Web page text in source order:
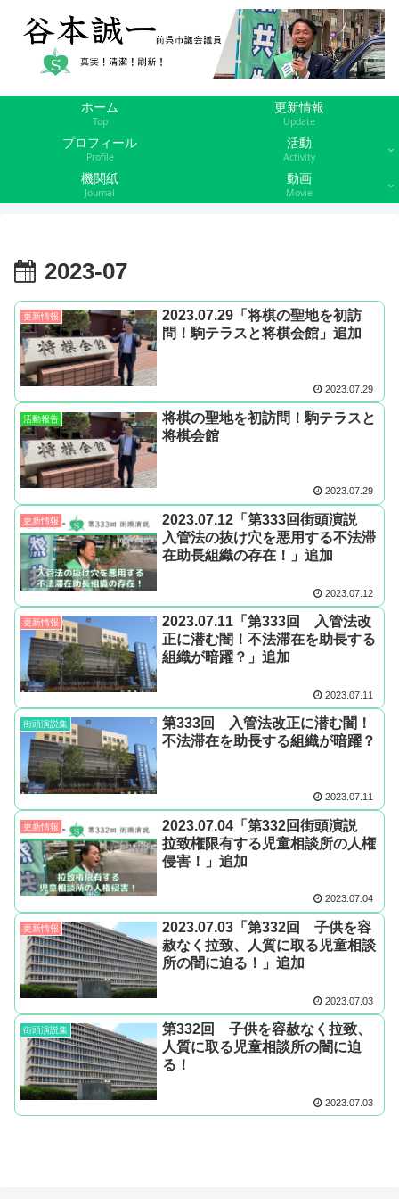
ホーム
Top
更新情報
Update
プロフィール
Profile
活動
Activity
機関紙
Journal
動画
Movie
2023-07
更新情報
2023.07.29「将棋の聖地を初訪
問！駒テラスと将棋会館」追加
2023.07.29
活動報告
将棋の聖地を初訪問！駒テラスと
将棋会館
2023.07.29
更新情報
2023.07.12「第333回街頭演説
入管法の抜け穴を悪用する不法滞
在助長組織の存在！」追加
2023.07.12
更新情報
2023.07.11「第333回 入管法改
正に潜む闇！不法滞在を助長する
組織が暗躍？」追加
2023.07.11
街頭演説集
第333回 入管法改正に潜む闇！
不法滞在を助長する組織が暗躍？
2023.07.11
更新情報
2023.07.04「第332回街頭演説
拉致権限有する児童相談所の人権
侵害！」追加
2023.07.04
更新情報
2023.07.03「第332回 子供を容
赦なく拉致、人質に取る児童相談
所の闇に迫る！」追加
2023.07.03
街頭演説集
第332回 子供を容赦なく拉致、
人質に取る児童相談所の闇に迫
る！
2023.07.03